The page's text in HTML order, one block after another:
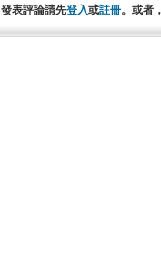
發表評論請先登入或註冊。或者